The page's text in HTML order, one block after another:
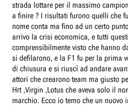
strada lottare per il massimo
a finire ? I risultati furono quelli che
nome conta ma fino ad un certo
arrivo la crisi economica, e tutti
comprensibilmente visto che hanno
si defilarono, e la F1 fu per la prima
di chiusura e si riuscì ad andare
attori che crearono team ma giusto
Hrt ,Virgin ,Lotus che aveva solo il
marchio. Ecco io temo che un nuovo